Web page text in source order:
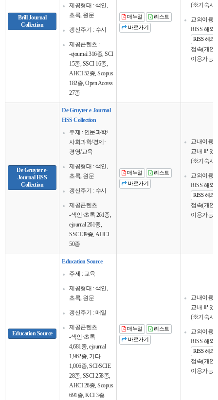
Brill Journal
Collection
제공형태 : 색인,
초록, 원문
갱신주기 : 수시
제공콘텐츠 :
-ejournal 316종, SCI
15종, SSCI 16종,
AHCI 52종, Scopus
182종, Open Access
27종
매뉴얼
리스트
바로가기
(※기숙사
교외이용
RISS 해외
RISS 해외
접속(개인
이용가능
De Gruyter e-
Journal HSS
Collection
De Gruyter e-Journal
HSS Collection
주제 : 인문과학/
사회과학/경제·
경영/교육
제공형태 : 색인,
초록, 원문
갱신주기 : 수시
제공콘텐츠
-색인·초록 261종,
ejournal 261종,
SSCI 39종, AHCI
50종
매뉴얼
리스트
바로가기
교내이용
교내 IP 있
(※기숙사
교외이용
RISS 해외
RISS 해외
접속(개인
이용가능
Education Source
Education Source
주제 : 교육
제공형태 : 색인,
초록, 원문
갱신주기 : 매일
제공콘텐츠
-색인·초록
4,681종, ejournal
1,962종, 기타
1,006종, SCI/SCIE
28종, SSCI 258종,
AHCI 26종, Scopus
691종, KCI 3종.
매뉴얼
리스트
바로가기
교내이용
교내 IP 있
(※기숙사
교외이용
RISS 해외
RISS 해외
접속(개인
이용가능